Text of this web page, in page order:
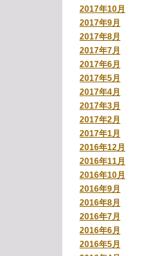
2017年10月
2017年9月
2017年8月
2017年7月
2017年6月
2017年5月
2017年4月
2017年3月
2017年2月
2017年1月
2016年12月
2016年11月
2016年10月
2016年9月
2016年8月
2016年7月
2016年6月
2016年5月